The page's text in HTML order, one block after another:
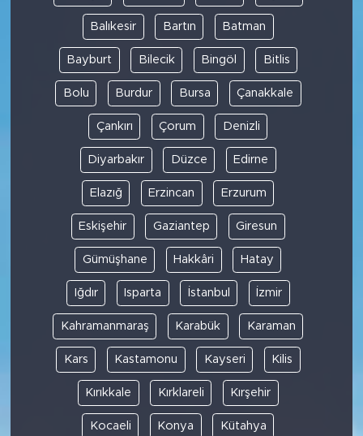
Balıkesir Bartın Batman
Bayburt Bilecik Bingöl Bitlis
Bolu Burdur Bursa Çanakkale
Çankırı Çorum Denizli
Diyarbakır Düzce Edirne
Elazığ Erzincan Erzurum
Eskişehir Gaziantep Giresun
Gümüşhane Hakkâri Hatay
Iğdır Isparta İstanbul İzmir
Kahramanmaraş Karabük Karaman
Kars Kastamonu Kayseri Kilis
Kırıkkale Kırklareli Kırşehir
Kocaeli Konya Kütahya